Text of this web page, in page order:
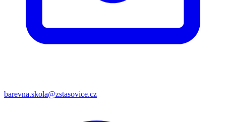
barevna.skola@zstasovice.cz